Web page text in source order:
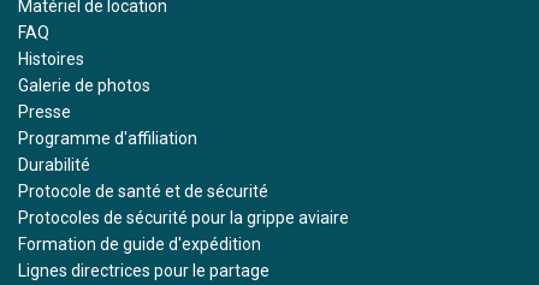
Matériel de location
FAQ
Histoires
Galerie de photos
Presse
Programme d'affiliation
Durabilité
Protocole de santé et de sécurité
Protocoles de sécurité pour la grippe aviaire
Formation de guide d'expédition
Lignes directrices pour le partage